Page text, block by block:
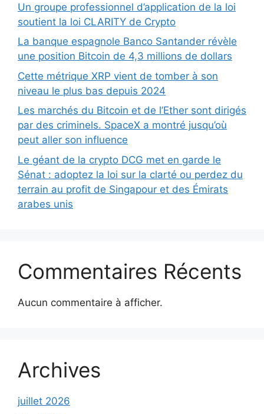
Un groupe professionnel d’application de la loi
soutient la loi CLARITY de Crypto
La banque espagnole Banco Santander révèle
une position Bitcoin de 4,3 millions de dollars
Cette métrique XRP vient de tomber à son
niveau le plus bas depuis 2024
Les marchés du Bitcoin et de l’Ether sont dirigés
par des criminels. SpaceX a montré jusqu’où
peut aller son influence
Le géant de la crypto DCG met en garde le
Sénat : adoptez la loi sur la clarté ou perdez du
terrain au profit de Singapour et des Émirats
arabes unis
Commentaires Récents
Aucun commentaire à afficher.
Archives
juillet 2026